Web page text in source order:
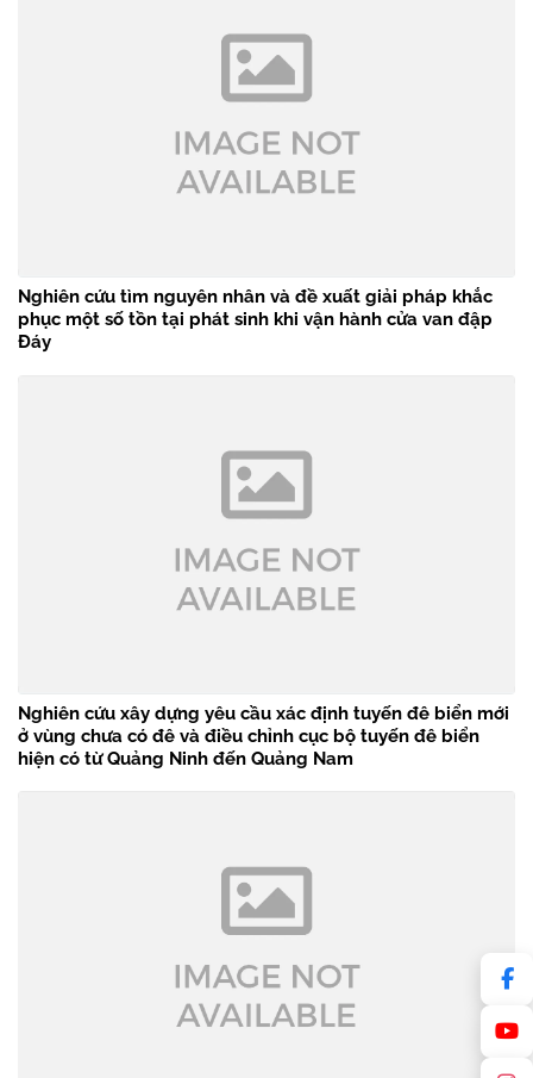
Nghiên cứu tìm nguyên nhân và đề xuất giải pháp khắc
phục một số tồn tại phát sinh khi vận hành cửa van đập
Đáy
Nghiên cứu xây dựng yêu cầu xác định tuyến đê biển mới
ở vùng chưa có đê và điều chỉnh cục bộ tuyến đê biển
hiện có từ Quảng Ninh đến Quảng Nam